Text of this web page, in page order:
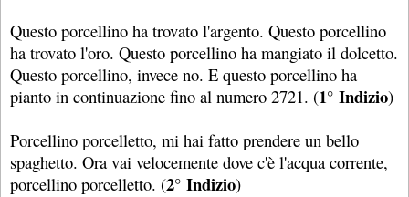
Questo porcellino ha trovato l'argento. Questo porcellino
ha trovato l'oro. Questo porcellino ha mangiato il dolcetto.
Questo porcellino, invece no. E questo porcellino ha
pianto in continuazione fino al numero 2721. (1° Indizio)
Porcellino porcelletto, mi hai fatto prendere un bello
spaghetto. Ora vai velocemente dove c'è l'acqua corrente,
porcellino porcelletto. (2° Indizio)